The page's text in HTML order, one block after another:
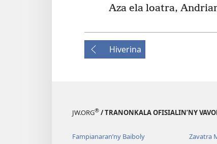
Aza ela loatra,
Hiverina
JW.ORG® / TRANONKALA OFISIALIN’NY
Fampianaran’ny Baiboly Zavatra